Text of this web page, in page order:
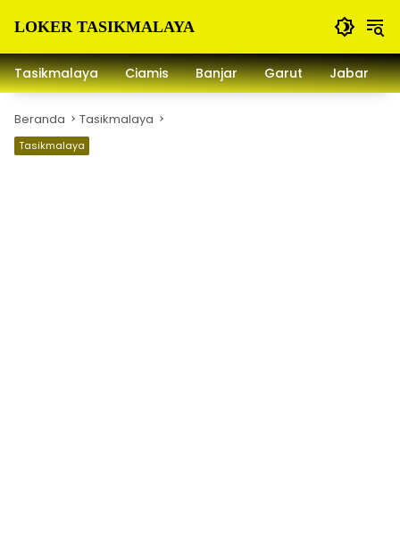
LOKER TASIKMALAYA
Lowongan
Kerja
dan
Sekitarna
Tasikmalaya Ciamis Banjar Garut Jabar
Beranda Tasikmalaya
Tasikmalaya